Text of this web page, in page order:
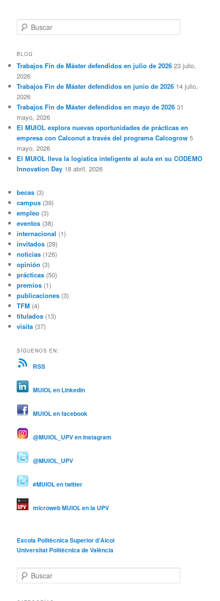
u
c
r
BLOG
Trabajos Fin de Máster defendidos en julio de 2026 23 julio,
2026
Trabajos Fin de Máster defendidos en junio de 2026 14 julio,
2026
Trabajos Fin de Máster defendidos en mayo de 2026 31
mayo, 2026
El MUIOL explora nuevas oportunidades de prácticas en
empresa con Calconut a través del programa Calcogrow 5
mayo, 2026
El MUIOL lleva la logística inteligente al aula en su CODEMO
Innovation Day 18 abril, 2026
becas (3)
campus (39)
empleo (3)
eventos (38)
internacional (1)
invitados (28)
noticias (126)
opinión (3)
prácticas (50)
premios (1)
publicaciones (3)
TFM (4)
titulados (13)
visita (37)
SÍGUENOS EN:
RSS
MUIOL en Linkedin
MUIOL en facebook
@MUIOL_UPV en Instagram
@MUIOL_UPV
#MUIOL en twitter
microweb MUIOL en la UPV
Escola Politècnica Superior d'Alcoi
Universitat Politècnica de València
u